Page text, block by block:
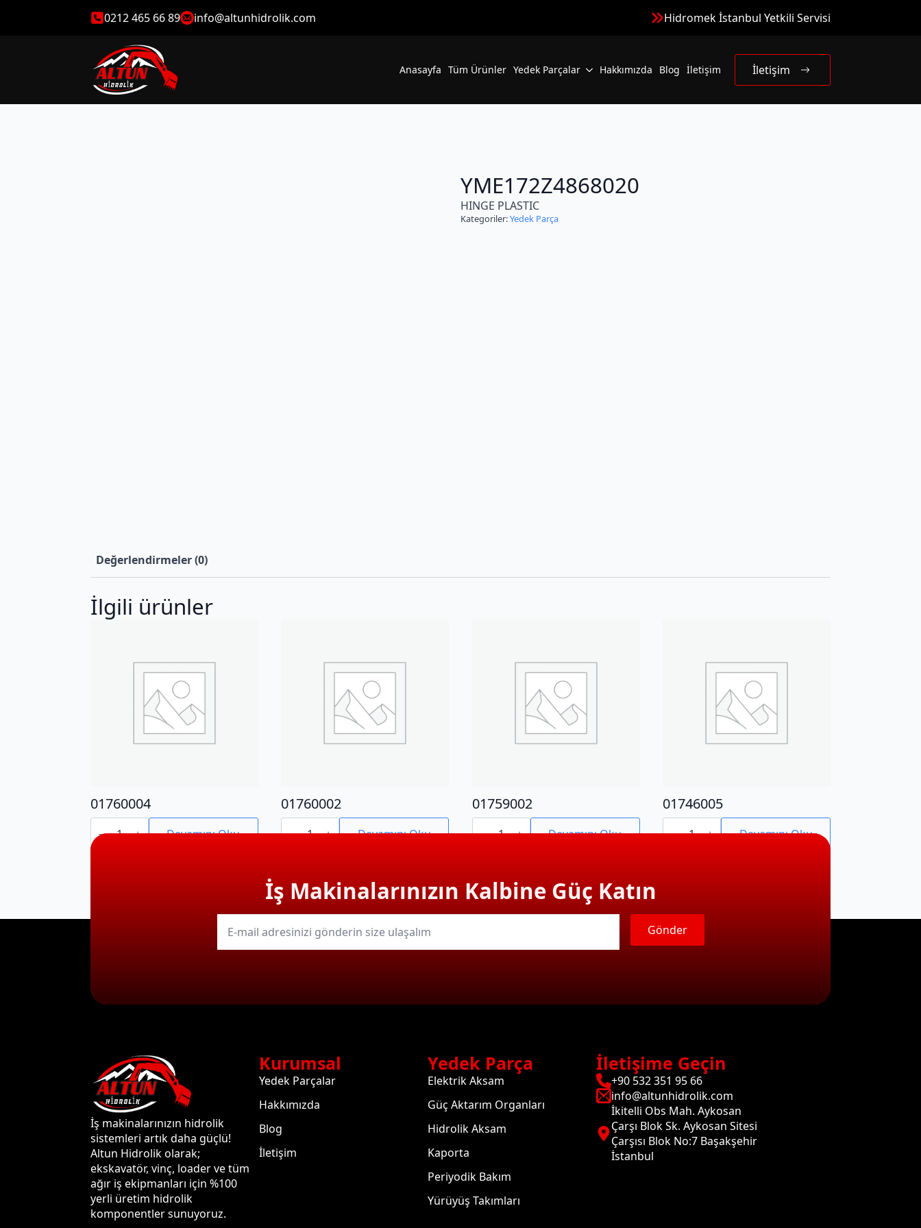
0212 465 66 89 info@altunhidrolik.com Hidromek İstanbul Yetkili Servisi
Anasayfa Tüm Ürünler Yedek Parçalar Hakkımızda Blog İletişim İletişim
YME172Z4868020
HINGE PLASTIC
Kategoriler:Yedek Parça
Değerlendirmeler (0)
İlgili ürünler
01760004
01760004
adet Devamını Oku
01760002
01760002
adet Devamını Oku
01759002
01759002
adet Devamını Oku
01746005
01746005
adet Devamını Oku
İş Makinalarınızın Kalbine Güç Katın
E-
mail Gönder
İş makinalarınızın hidrolik
sistemleri artık daha güçlü!
Altun Hidrolik olarak;
ekskavatör, vinç, loader ve tüm
ağır iş ekipmanları için %100
yerli üretim hidrolik
komponentler sunuyoruz.
Kurumsal
Yedek Parçalar
Hakkımızda
Blog
İletişim
Yedek Parça
Elektrik Aksam
Güç Aktarım Organları
Hidrolik Aksam
Kaporta
Periyodik Bakım
Yürüyüş Takımları
İletişime Geçin
+90 532 351 95 66
info@altunhidrolik.com
İkitelli Obs Mah. Aykosan
Çarşı Blok Sk. Aykosan Sitesi
Çarşısı Blok No:7 Başakşehir
İstanbul